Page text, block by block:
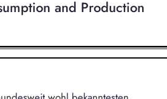
and Production